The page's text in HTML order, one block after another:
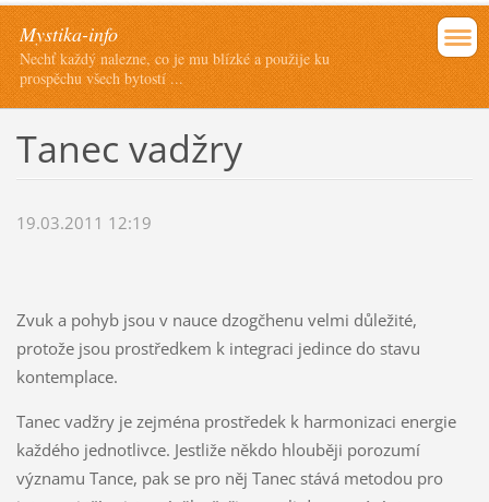
Mystika-info
Nechť každý nalezne, co je mu blízké a použije ku
prospěchu všech bytostí ...
Tanec vadžry
19.03.2011 12:19
Zvuk a pohyb jsou v nauce dzogčhenu velmi důležité,
protože jsou prostředkem k integraci jedince do stavu
kontemplace.
Tanec vadžry je zejména prostředek k harmonizaci energie
každého jednotlivce. Jestliže někdo hlouběji porozumí
významu Tance, pak se pro něj Tanec stává metodou pro